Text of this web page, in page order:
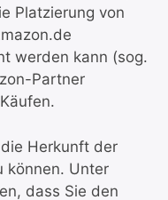
Platzierung von
werden kann (sog.
Partner
Herkunft der
können. Unter
dass Sie den